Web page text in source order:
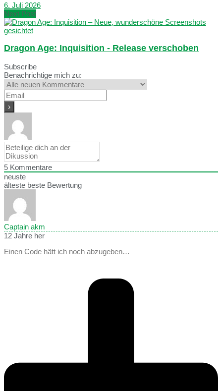
6. Juli 2026
Next Post
Dragon Age: Inquisition - Release verschoben
Subscribe
Benachrichtige mich zu:
5 Kommentare
neuste
älteste beste Bewertung
Captain akm
12 Jahre her
Einen Code hätt ich noch abzugeben…